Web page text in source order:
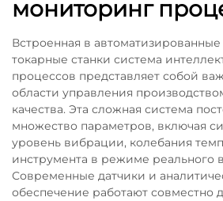
мониторинг
Встроенная в
токарные станки система
процессов представляет собой
области управления
качества. Эта сложная система
множество параметров, включая
уровень вибрации, колебания
инструмента в режиме реального
Современные датчики и
обеспечение работают совместно